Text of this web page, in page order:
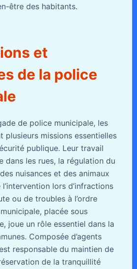
être des habitants.
et
de la police
de police municipale, les
plusieurs missions essentielles
publique. Leur travail
dans les rues, la régulation du
nuisances et des animaux
lors d’infractions
ou de troubles à l’ordre
placée sous
joue un rôle essentiel dans la
Composée d’agents
responsable du maintien de
de la tranquillité